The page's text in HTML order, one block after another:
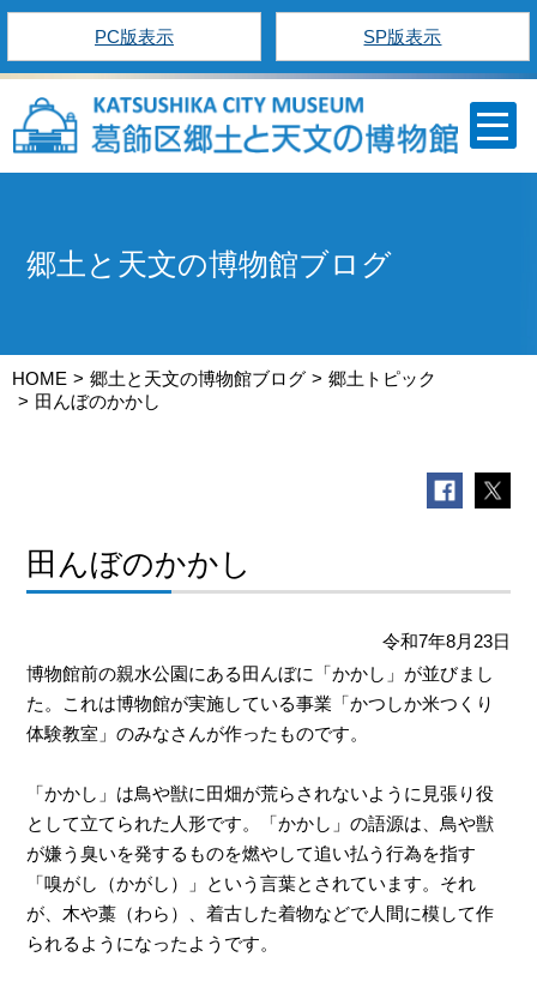
PC版表示 SP版表示
郷土と天文の博物館ブログ
HOME 郷土と天文の博物館ブログ
郷土トピック
田んぼのかかし
田んぼのかかし
令和7年8月23日
博物館前の親水公園にある田んぼに「かかし」が並びまし
た。これは博物館が実施している事業「かつしか米つくり
体験教室」のみなさんが作ったものです。
「かかし」は鳥や獣に田畑が荒らされないように見張り役
として立てられた人形です。「かかし」の語源は、鳥や獣
が嫌う臭いを発するものを燃やして追い払う行為を指す
「嗅がし（かがし）」という言葉とされています。それ
が、木や藁（わら）、着古した着物などで人間に模して作
られるようになったようです。